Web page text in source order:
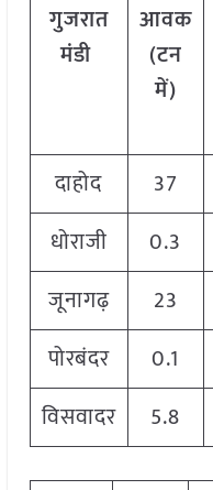
गुजरात
मंडी
आवक
(टन
में)
दाहोद
37
धोराजी
0.3
जूनागढ़
23
पोरबंदर
0.1
विसवादर
5.8